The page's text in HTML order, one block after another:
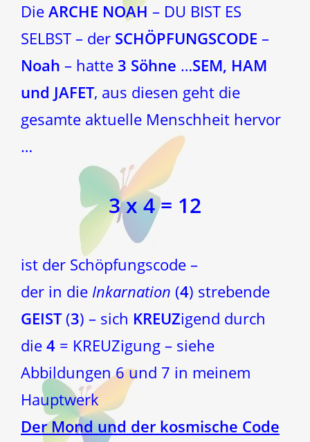
Die ARCHE NOAH – DU BIST ES
SELBST – der SCHÖPFUNGSCODE –
Noah – hatte 3 Söhne …SEM, HAM
und JAFET, aus diesen geht die
gesamte aktuelle Menschheit hervor
…
3 x 4 = 12
ist der Schöpfungscode –
der in die Inkarnation (4) strebende
GEIST(3) – sich KREUZigend durch
die 4 = KREUZigung – siehe
Abbildungen 6 und 7 in meinem
Hauptwerk
Der Mond und der kosmische Code